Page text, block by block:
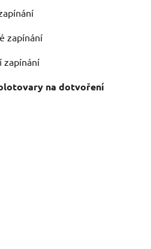
zapínání
zapínání
na dotvoření